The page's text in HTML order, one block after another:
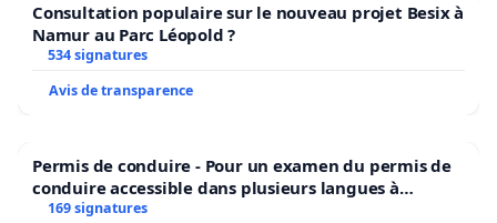
Consultation populaire sur le nouveau projet Besix à
Namur au Parc Léopold ?
534 signatures
Avis de transparence
Permis de conduire - Pour un examen du permis de
conduire accessible dans plusieurs langues à
Bruxelles
169 signatures